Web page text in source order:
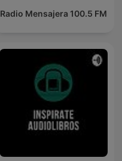
Radio Mensajera 100.5 FM